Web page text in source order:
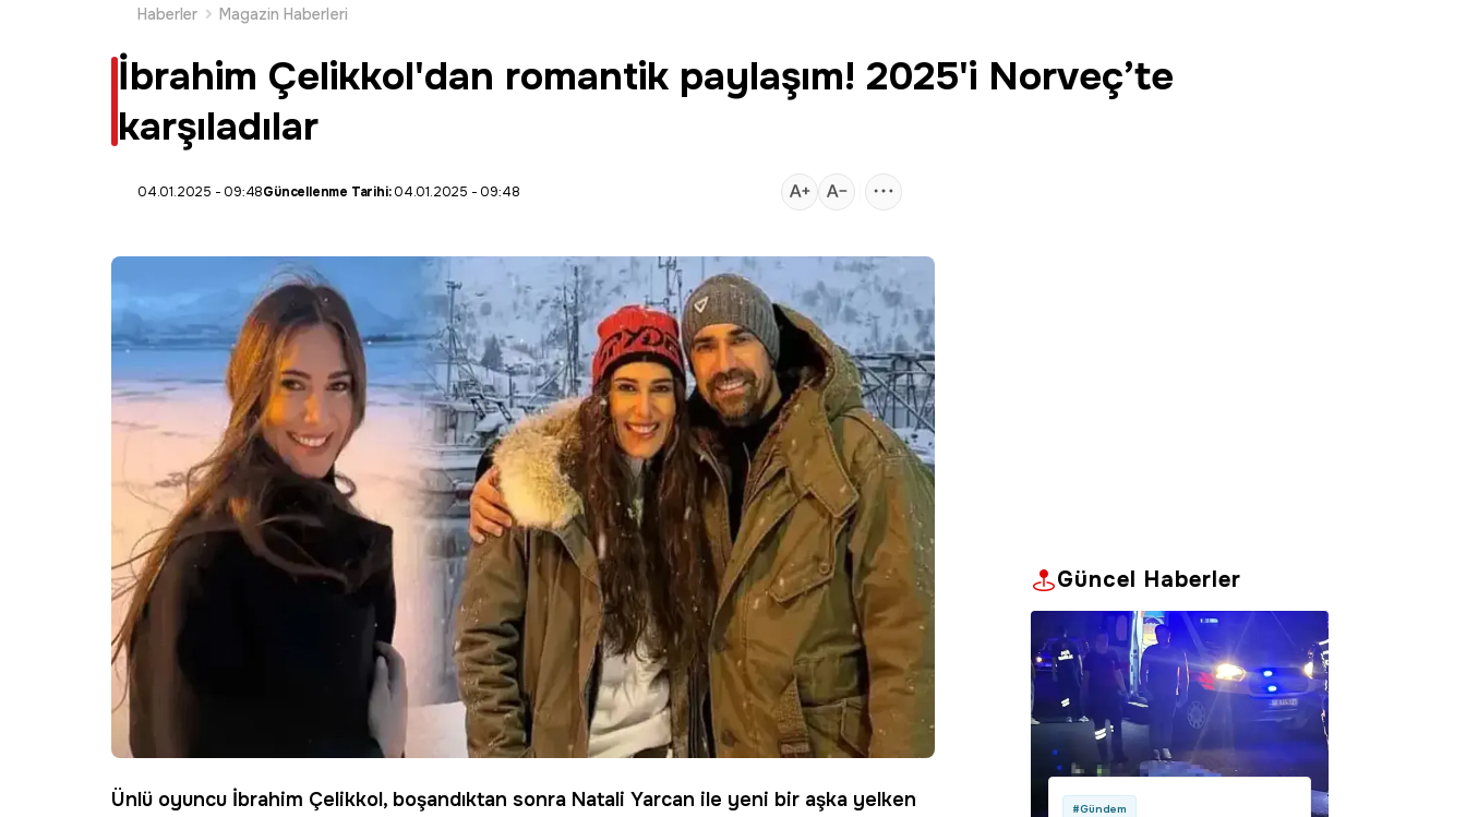
Haberler
Magazin Haberleri
İbrahim Çelikkol'dan romantik paylaşım! 2025'i Norveç’te
karşıladılar
04.01.2025 - 09:48Güncellenme Tarihi:04.01.2025 - 09:48
Ünlü oyuncu İbrahim Çelikkol, boşandıktan sonra Natali Yarcan ile yeni bir aşka yelken
Güncel Haberler
#Gündem